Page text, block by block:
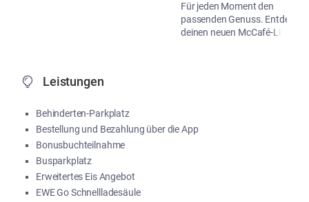
Für jeden Moment den
passenden Genuss. Entdecke
deinen neuen McCafé-Liebling!
Leistungen
Behinderten-Parkplatz
Bestellung und Bezahlung über die App
Bonusbuchteilnahme
Busparkplatz
Erweitertes Eis Angebot
EWE Go Schnellladesäule